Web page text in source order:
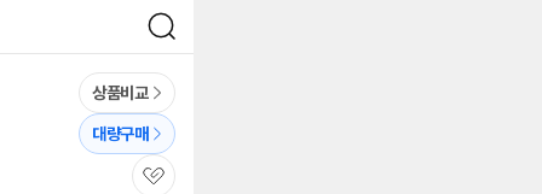
검
색
상품비교
대량구매